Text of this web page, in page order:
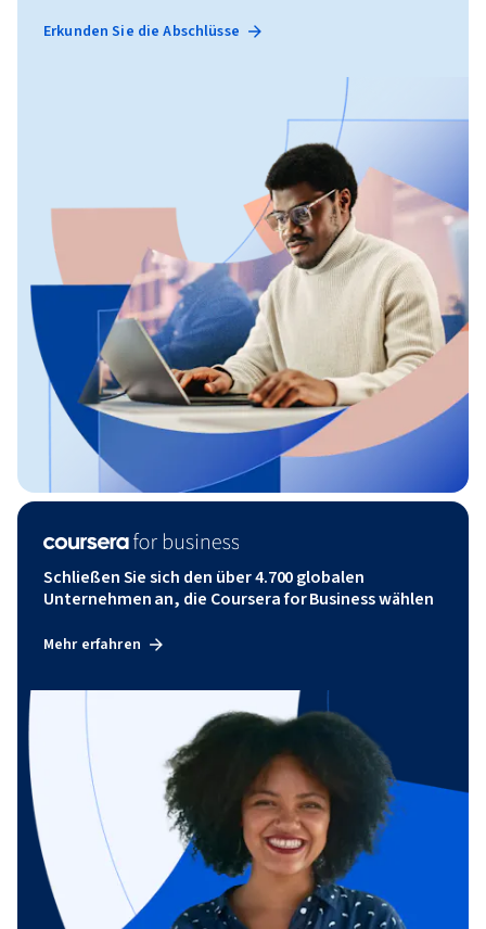
Erkunden Sie die Abschlüsse
Schließen Sie sich den über 4.700 globalen
Unternehmen an, die Coursera for Business wählen
Mehr erfahren